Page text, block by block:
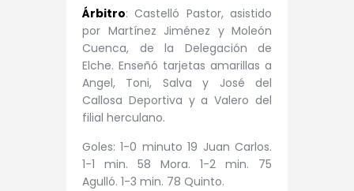
Árbitro: Castelló Pastor, asistido
por Martínez Jiménez y Moleón
Cuenca, de la Delegación de
Elche. Enseñó tarjetas amarillas a
Angel, Toni, Salva y José del
Callosa Deportiva y a Valero del
filial herculano.
Goles: 1-0 minuto 19 Juan Carlos.
1-1 min. 58 Mora. 1-2 min. 75
Agulló. 1-3 min. 78 Quinto.